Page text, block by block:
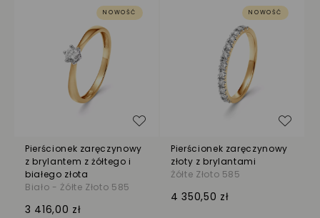
NOWOŚĆ
Pierścionek zaręczynowy
z brylantem z żółtego i
białego złota
Biało - Żółte Złoto 585
3 416,00 zł
Dodaj do listy życzeń
NOWOŚĆ
Pierścionek zaręczynowy
złoty z brylantami
Żółte Złoto 585
4 350,50 zł